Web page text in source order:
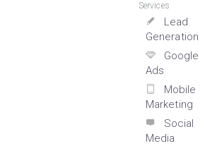
Services
Lead
Generation
Google
Ads
Mobile
Marketing
Social
Media